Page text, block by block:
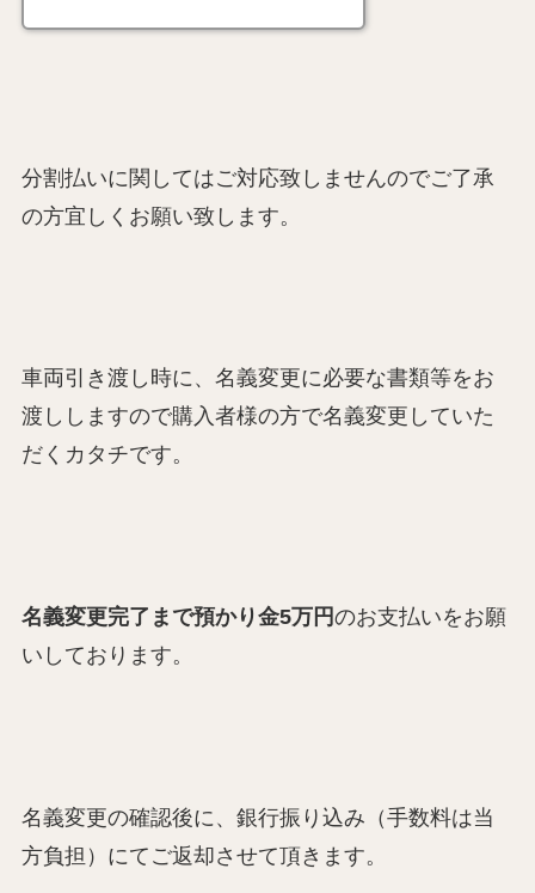
分割払いに関してはご対応致しませんのでご了承
の方宜しくお願い致します。
車両引き渡し時に、名義変更に必要な書類等をお
渡ししますので購入者様の方で名義変更していた
だくカタチです。
名義変更完了まで預かり金5万円のお支払いをお願
いしております。
名義変更の確認後に、銀行振り込み（手数料は当
方負担）にてご返却させて頂きます。